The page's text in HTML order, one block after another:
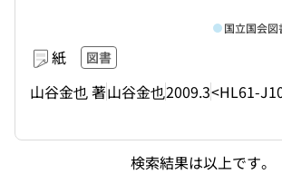
紙 図書
山谷金也 著山谷金也2009.3<HL61-
国立国会図
検索結果は以上です。